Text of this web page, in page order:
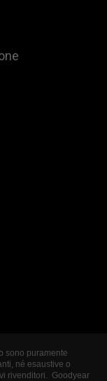
sono puramente
né esaustive o
rivenditori. Goodyear